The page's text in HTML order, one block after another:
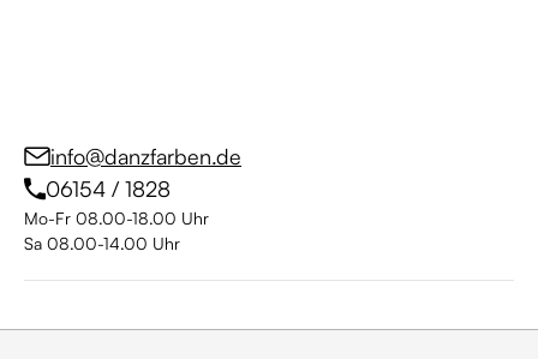
info@danzfarben.de
06154 / 1828
Mo-Fr 08.00-18.00 Uhr
Sa 08.00-14.00 Uhr